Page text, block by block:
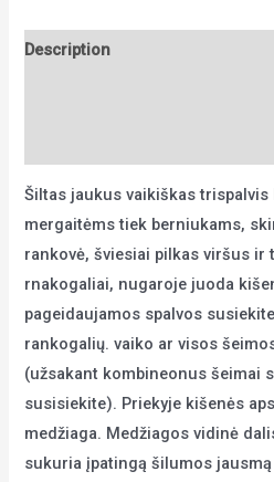
quantity
Description
Šiltas jaukus vaikiškas trispalvis
mergaitėms tiek berniukams,
rankovė, šviesiai pilkas viršus ir
rnakogaliai, nugaroje juoda
pageidaujamos spalvos
rankogalių. vaiko ar visos
(užsakant kombineonus šeimai
susisiekite). Priekyje kišenės
medžiaga. Medžiagos vidinė
sukuria įpatingą šilumos